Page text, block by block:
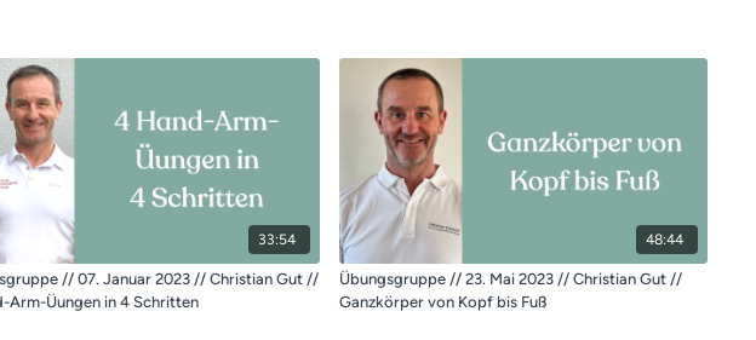
33:54
// 07. Januar 2023 // Christian Gut //
Arm-Üungen in 4 Schritten
48:44
Übungsgruppe // 23. Mai 2023 // Christian Gut //
Ganzkörper von Kopf bis Fuß